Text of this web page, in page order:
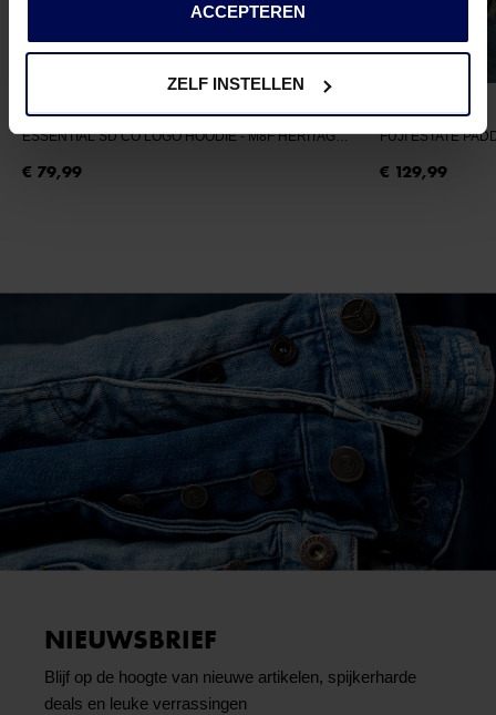
ACCEPTEREN
ZELF INSTELLEN
SUPERDRY
ESSENTIAL SD CO LOGO HOODIE- M8F HERITAGE PORT MARL
€ 79,99
SUPERDRY
FUJI ESTATE
€ 129,99
NIEUWSBRIEF
Blijf op de hoogte van nieuwe artikelen, spijkerharde
deals en leuke verrassingen